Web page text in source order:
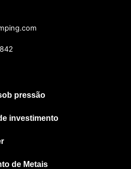
pressão
investimento
de Metais